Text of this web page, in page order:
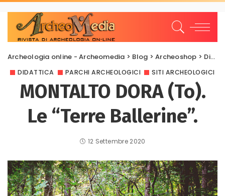
Archeologia online - Archeomedia > Blog >Archeoshop > Didattica
DIDATTICA PARCHI ARCHEOLOGICI SITI ARCHEOLOGICI
MONTALTO DORA (To).
Le “Terre Ballerine”.
12 Settembre 2020